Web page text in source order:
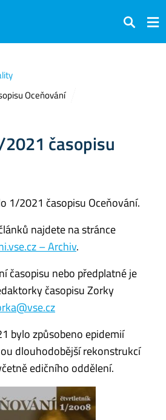
Hledat
Oceňování
časopisu
1/2021 časopisu Oceňování.
najdete na stránce
– Archiv.
časopisu nebo předplatné je
časopisu Zorky
bylo způsobeno epidemií
dlouhodobější rekonstrukcí
edičního oddělení.